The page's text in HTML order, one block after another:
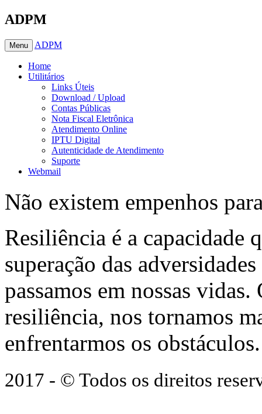
ADPM
Menu ADPM
Home
Utilitários
Links Úteis
Download / Upload
Contas Públicas
Nota Fiscal Eletrônica
Atendimento Online
IPTU Digital
Autenticidade de Atendimento
Suporte
Webmail
Não existem empenhos
Resiliência é a capacidade
superação das
passamos em nossas
resiliência, nos tornamos
enfrentarmos os obstáculos.
2017 - © Todos os direitos